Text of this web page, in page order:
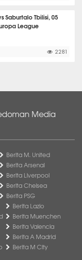
Saburtalo Tbilisi, 05
League
2281
Media
Berita M. United
Berita Arsenal
Berita Liverpool
Berita Chelsea
Berita PSG
Berita Lazio
Berita Muenchen
Berita Valencia
Berita A Madrid
Berita M City